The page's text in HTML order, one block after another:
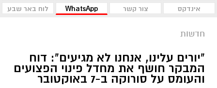
אינדקס
צור קשר WhatsApp לוח באר שבע
חדשות
"יורים עלינו, אנחנו לא מגיעים": דוח
המבקר חושף את מחדל פינוי הפצועים
והעומס על סורוקה ב-7 באוקטובר